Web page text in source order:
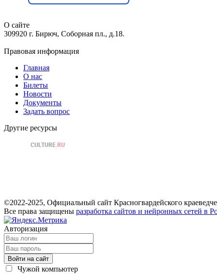
О сайте
309920 г. Бирюч, Соборная пл., д.18.
Правовая информация
Главная
О нас
Билеты
Новости
Документы
Задать вопрос
Другие ресурсы
©2022-2025, Официальный сайт Красногвардейского
Все права защищены разработка сайтов и нейронных сетей в
Авторизация
Войти на сайт
Чужой компьютер